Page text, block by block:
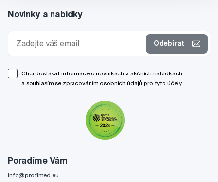
Poradíme Vám
info@profimed.eu
Novinky a nabídky
Odebírat
Chci dostávat informace o novinkách a akčních nabídkách
a souhlasím se zpracováním osobních údajů pro tyto účely.